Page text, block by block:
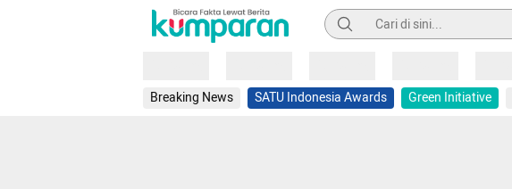
Pencarian
Breaking News SATU Indonesia Awards Green Initiative